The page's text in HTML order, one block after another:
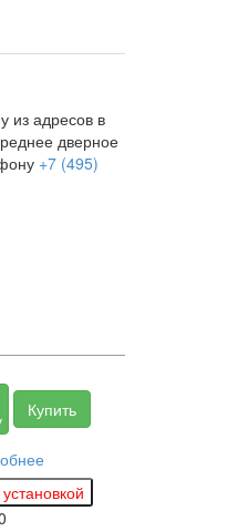
из адресов в
дверное
+7 (495)
Купить